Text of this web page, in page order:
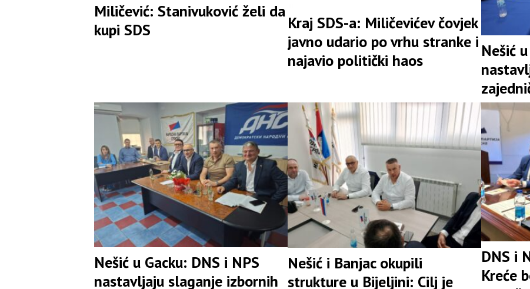
Miličević: Stanivuković želi da
kupi SDS
Kraj SDS-a: Miličevićev čovjek
javno udario po vrhu stranke i
najavio politički haos
Nešić
Nešić u Gacku: DNS i NPS
nastavljaju slaganje izbornih
Nešić i Banjac okupili
strukture u Bijeljini: Cilj je
DNS i
Kreće